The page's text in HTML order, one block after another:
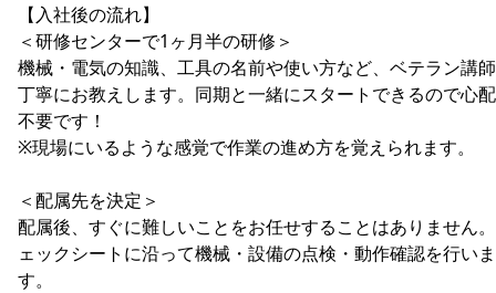
【入社後の流れ】
＜研修センターで1ヶ月半の研修＞
機械・電気の知識、工具の名前や使い方など、ベテラン講
丁寧にお教えします。同期と一緒にスタートできるので心
不要です！
※現場にいるような感覚で作業の進め方を覚えられます。
＜配属先を決定＞
配属後、すぐに難しいことをお任せすることはありません
ェックシートに沿って機械・設備の点検・動作確認を行いま
す。